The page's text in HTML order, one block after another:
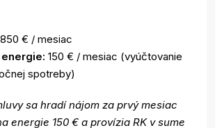
850 € / mesiac
150 € / mesiac (vyúčtovanie
spotreby)
sa hradí nájom za prvý mesiac
energie 150 € a provízia RK v sume